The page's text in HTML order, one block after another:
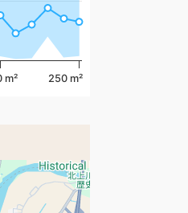
m² 250 m²